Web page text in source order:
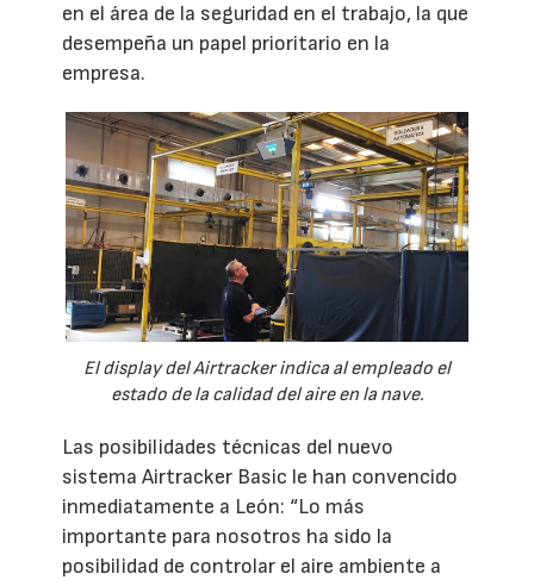
en el área de la seguridad en el trabajo, la que
desempeña un papel prioritario en la
empresa.
El display del Airtracker indica al empleado el
estado de la calidad del aire en la nave.
Las posibilidades técnicas del nuevo
sistema Airtracker Basic le han convencido
inmediatamente a León: “Lo más
importante para nosotros ha sido la
posibilidad de controlar el aire ambiente a